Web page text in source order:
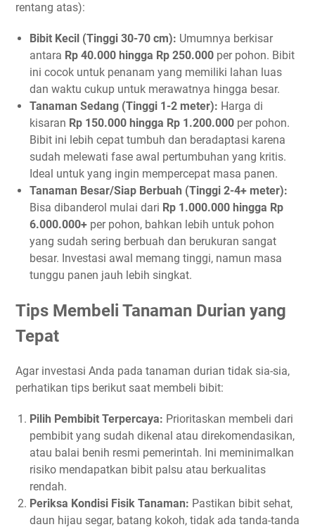
rentang atas):
Bibit Kecil (Tinggi 30-70 cm): Umumnya berkisar
antara Rp 40.000 hingga Rp 250.000 per pohon. Bibit
ini cocok untuk penanam yang memiliki lahan luas
dan waktu cukup untuk merawatnya hingga besar.
Tanaman Sedang (Tinggi 1-2 meter): Harga di
kisaran Rp 150.000 hingga Rp 1.200.000 per pohon.
Bibit ini lebih cepat tumbuh dan beradaptasi karena
sudah melewati fase awal pertumbuhan yang kritis.
Ideal untuk yang ingin mempercepat masa panen.
Tanaman Besar/Siap Berbuah (Tinggi 2-4+ meter):
Bisa dibanderol mulai dari Rp 1.000.000 hingga Rp
6.000.000+ per pohon, bahkan lebih untuk pohon
yang sudah sering berbuah dan berukuran sangat
besar. Investasi awal memang tinggi, namun masa
tunggu panen jauh lebih singkat.
Tips Membeli Tanaman Durian yang
Tepat
Agar investasi Anda pada tanaman durian tidak sia-sia,
perhatikan tips berikut saat membeli bibit:
Pilih Pembibit Terpercaya: Prioritaskan membeli dari
pembibit yang sudah dikenal atau direkomendasikan,
atau balai benih resmi pemerintah. Ini meminimalkan
risiko mendapatkan bibit palsu atau berkualitas
rendah.
Periksa Kondisi Fisik Tanaman: Pastikan bibit sehat,
daun hijau segar, batang kokoh, tidak ada tanda-tanda